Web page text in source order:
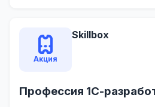
Акция
Skillbox
Профессия 1C-